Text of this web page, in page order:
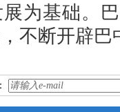
为基础。
不断开辟巴